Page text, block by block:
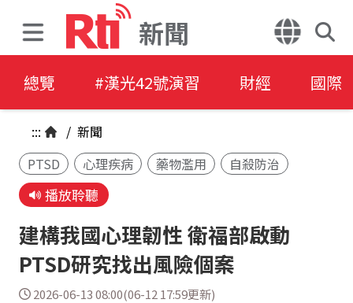
新聞
總覽 #漢光42號演習 財經 國際
::: / 新聞
PTSD
心理疾病 藥物濫用 自殺防治
播放聆聽
建構我國心理韌性 衛福部啟動
PTSD研究找出風險個案
2026-06-13 08:00(06-12 17:59更新)